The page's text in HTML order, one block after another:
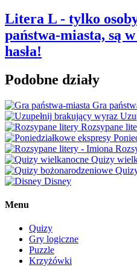
Litera L - tylko
państwa-miasta, są
hasła!
Podobne działy
Gra
Rozsypane
Quizy
Disney
Menu
Quizy
Gry logiczne
Puzzle
Krzyżówki